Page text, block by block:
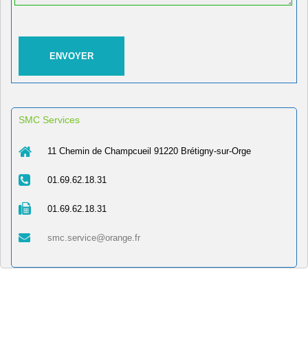
SMC Services
11 Chemin de Champcueil 91220 Brétigny-sur-Orge
01.69.62.18.31
01.69.62.18.31
smc.service@orange.fr